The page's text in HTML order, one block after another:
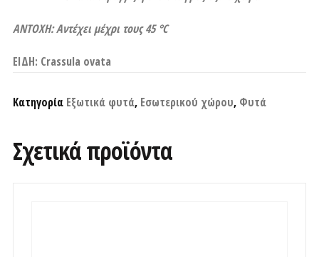
ΑΝΤΟΧΗ: Αντέχει μέχρι τους 45 °C
ΕΙΔΗ: Crassula ovata
Κατηγορία Εξωτικά φυτά, Εσωτερικού χώρου, Φυτά
Σχετικά προϊόντα